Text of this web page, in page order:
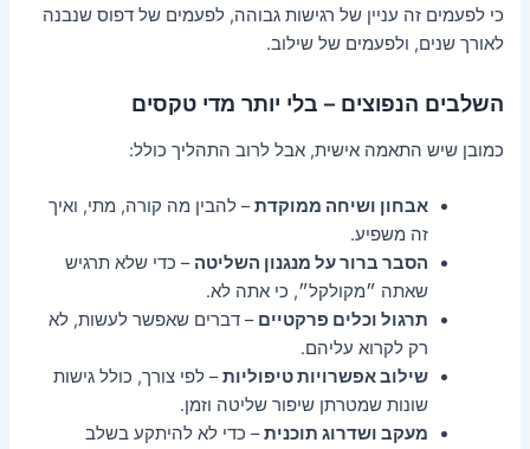
כי לפעמים זה עניין של רגישות גבוהה, לפעמים של דפוס שנבנה
לאורך שנים, ולפעמים של שילוב.
השלבים הנפוצים – בלי יותר מדי טקסים
כמובן שיש התאמה אישית, אבל לרוב התהליך כולל:
אבחון ושיחה ממוקדת– להבין מה קורה, מתי, ואיך
זה משפיע.
הסבר ברור על מנגנון השליטה – כדי שלא תרגיש
שאתה ״מקולקל״, כי אתה לא.
תרגול וכלים פרקטיים – דברים שאפשר לעשות, לא
רק לקרוא עליהם.
שילוב אפשרויות טיפוליות– לפי צורך, כולל גישות
שונות שמטרתן שיפור שליטה וזמן.
מעקב ושדרוג תוכנית– כדי לא להיתקע בשלב